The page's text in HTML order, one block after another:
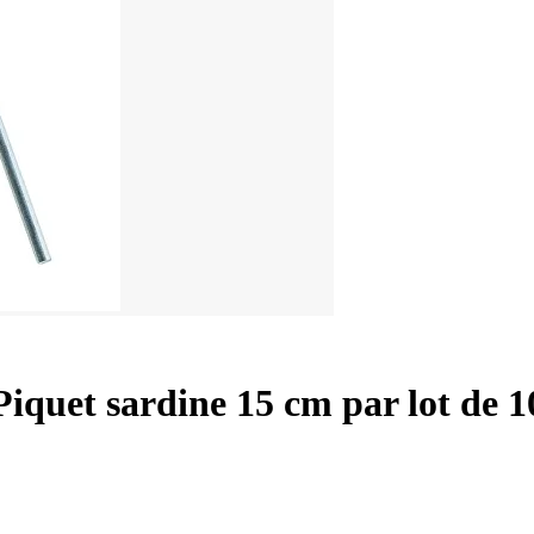
sardine 15 cm par lot de